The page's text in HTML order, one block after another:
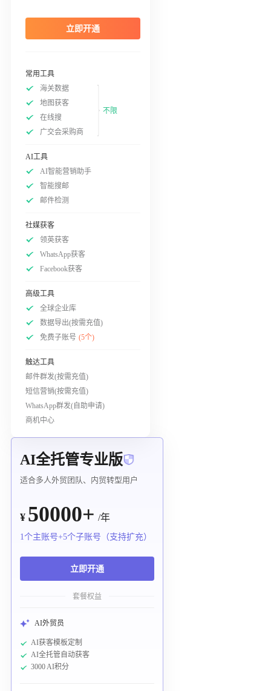
立即开通
常用工具
海关数据
地图获客
在线搜
广交会采购商
不限
AI工具
AI智能营销助手
智能搜邮
邮件检测
社媒获客
领英获客
WhatsApp获客
Facebook获客
高级工具
全球企业库
数据导出(按需充值)
免费子账号 (5个)
触达工具
邮件群发(按需充值)
短信营销(按需充值)
WhatsApp群发(自助申请)
商机中心
AI全托管专业版
适合多人外贸团队、内贸转型用户
¥ 50000+ /年
1个主账号+5个子账号（支持扩充）
立即开通
套餐权益
AI外贸员
AI获客模板定制
AI全托管自动获客
3000 AI积分